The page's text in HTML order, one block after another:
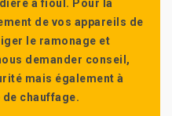
à fioul. Pour la
de vos appareils de
le ramonage et
demander conseil,
mais également à
de chauffage.